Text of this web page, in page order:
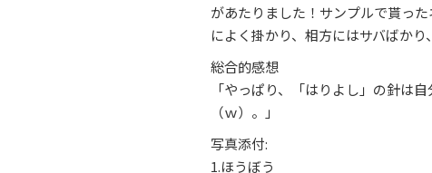
があたりました！サンプルで貰っ
によく掛かり、相方にはサバばかり
総合的感想
「やっぱり、「はりよし」の針は
（ｗ）。」
写真添付:
1.ほうぼう